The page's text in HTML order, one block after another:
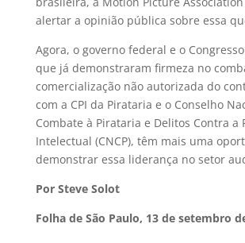
alertar a opinião pública sobre essa
Agora, o governo federal e o
que já demonstraram firmeza no
comercialização não autorizada do
com a CPI da Pirataria e o Conselho
Combate à Pirataria e Delitos Contra a
Intelectual (CNCP), têm mais uma
demonstrar essa liderança no setor
Por Steve Solot
Folha de São Paulo, 13 de setembro